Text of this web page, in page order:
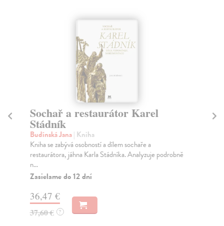
Sochař a restaurátor Karel
Stádník
Budínská Jana| Kniha
Kniha se zabývá osobností a dílem sochaře a
restaurátora, jáhna Karla Stádníka. Analyzuje podrobně
n...
Zasielame do 12 dní
36,47 €
37,60 € ?